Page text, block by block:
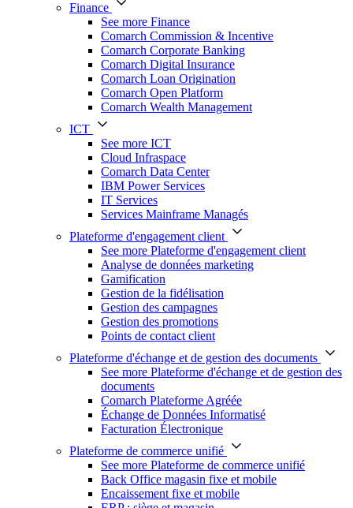
Finance
See more Finance
Comarch Commission & Incentive
Comarch Corporate Banking
Comarch Digital Insurance
Comarch Loan Origination
Comarch Open Platform
Comarch Wealth Management
ICT
See more ICT
Cloud Infraspace
Comarch Data Center
IBM Power Services
IT Services
Services Mainframe Managés
Plateforme d'engagement client
See more Plateforme d'engagement client
Analyse de données marketing
Gamification
Gestion de la fidélisation
Gestion des campagnes
Gestion des promotions
Points de contact client
Plateforme d'échange et de gestion des documents
See more Plateforme d'échange et de gestion des
documents
Comarch Plateforme Agréée
Échange de Données Informatisé
Facturation Électronique
Plateforme de commerce unifié
See more Plateforme de commerce unifié
Back Office magasin fixe et mobile
Encaissement fixe et mobile